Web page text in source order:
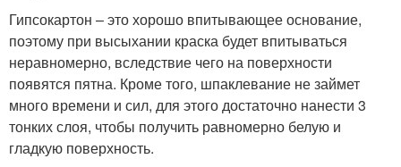
Гипсокартон – это хорошо впитывающее основание,
поэтому при высыхании краска будет впитываться
неравномерно, вследствие чего на поверхности
появятся пятна. Кроме того, шпаклевание не займет
много времени и сил, для этого достаточно нанести 3
тонких слоя, чтобы получить равномерно белую и
гладкую поверхность.